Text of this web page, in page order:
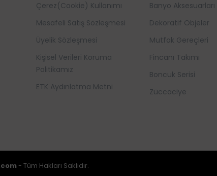
Çerez(Cookie) Kullanımı
Mesafeli Satış Sözleşmesi
Üyelik Sözleşmesi
Kişisel Verileri Koruma
Politikamız
ETK Aydınlatma Metni
Banyo Aksesuarları
Dekoratif Objeler
Mutfak Gereçleri
Fincanı Takımı
Boncuk Serisi
Züccaciye
- Tüm Hakları Saklıdır.